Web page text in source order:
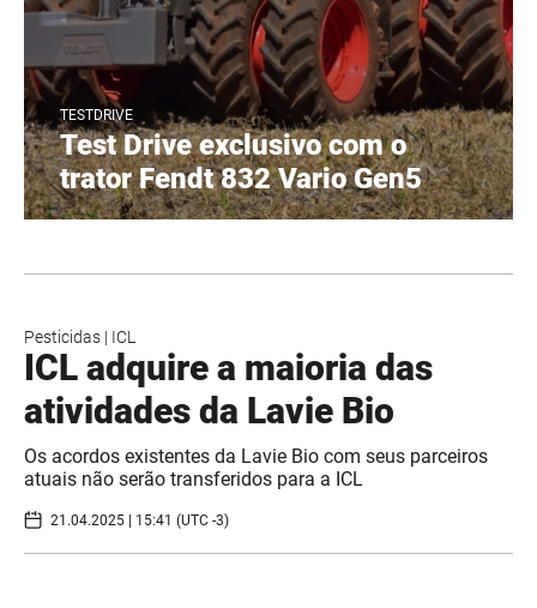
TESTDRIVE
Test Drive exclusivo com o
trator Fendt 832 Vario Gen5
Pesticidas | ICL
ICL adquire a maioria das
atividades da Lavie Bio
Os acordos existentes da Lavie Bio com seus parceiros
atuais não serão transferidos para a ICL
21.04.2025 | 15:41 (UTC -3)